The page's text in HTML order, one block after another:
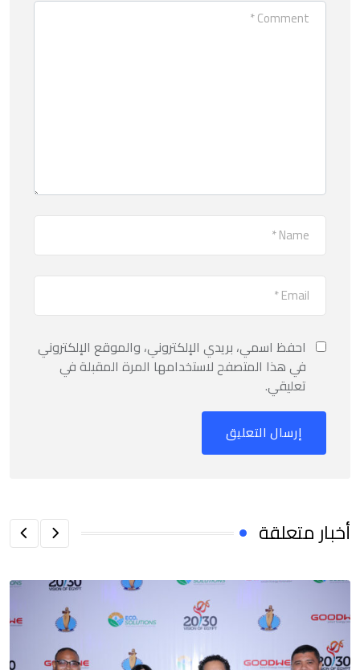
احفظ اسمي، بريدي الإلكتروني، والموقع الإلكتروني
في هذا المتصفح لاستخدامها المرة المقبلة في
تعليقي.
أخبار متعلقة